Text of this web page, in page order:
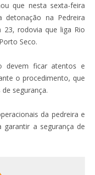
que nesta sexta-feira
detonação na Pedreira
23, rodovia que liga Rio
Seco.
devem ficar atentos e
o procedimento, que
segurança.
da pedreira e
garantir a segurança de